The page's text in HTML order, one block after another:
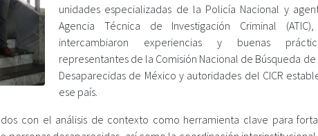
unidades especializadas de la Policía Nacional y
Agencia Técnica de Investigación Criminal
intercambiaron experiencias y buenas
representantes de la Comisión Nacional de Búsqueda de
Desaparecidas de México y autoridades del CICR
ese país.
con el análisis de contexto como herramienta clave para